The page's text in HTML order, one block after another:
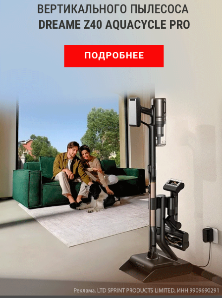
Долго ли протянет батарея с такой зарядкой?
Xiaomi напоминает, что, например, у 11T Pro
предусмотрено 34 функции безопасности при
работе с таким мощным адаптером. А после 800
циклов зарядки износ аккумулятора не превысит
20%. Секрет — в сдвоенной структуре батареи.
Фактически это две АКБ по 2500 мАч, которые